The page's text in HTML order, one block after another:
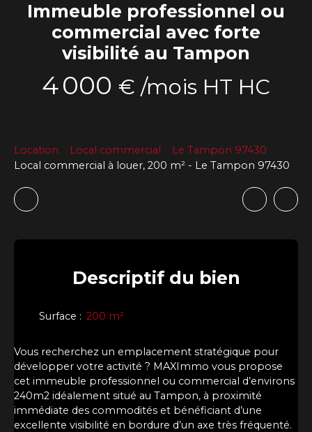
Immeuble professionnel ou
commercial avec forte
visibilité au Tampon
4 000 € /mois HT HC
Location Local commercial
Le Tampon 97430
Local commercial à louer, 200 m² - Le Tampon 97430
Descriptifdu bien
Surface : 200 m²
Vous recherchez un emplacement stratégique pour
développer votre activité ? MAXImmo vous propose
cet immeuble professionnel ou commercial d’environs
240m2 idéalement situé au Tampon, à proximité
immédiate des commodités et bénéficiant d’une
excellente visibilité en bordure d’un axe très fréquenté.